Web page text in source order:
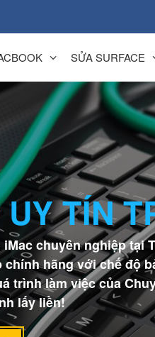
SỬA SURFACE
TÍN
chuyên nghiệp tại
hãng với chế độ
trình làm việc của
lấy liền!